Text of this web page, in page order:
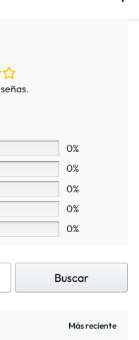
0%
0%
0%
0%
0%
Buscar